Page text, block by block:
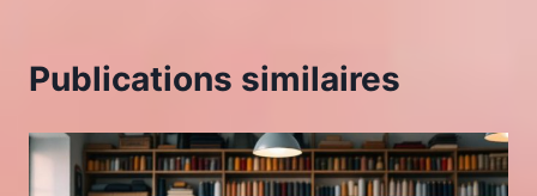
Publications similaires